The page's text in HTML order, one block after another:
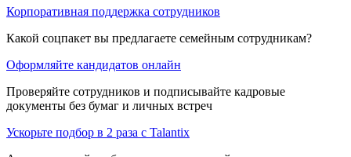
Корпоративная поддержка сотрудников
Какой соцпакет вы предлагаете семейным сотрудникам?
Оформляйте кандидатов онлайн
Проверяйте сотрудников и подписывайте кадровые
документы без бумаг и личных встреч
Ускорьте подбор в 2 раза с Talantix